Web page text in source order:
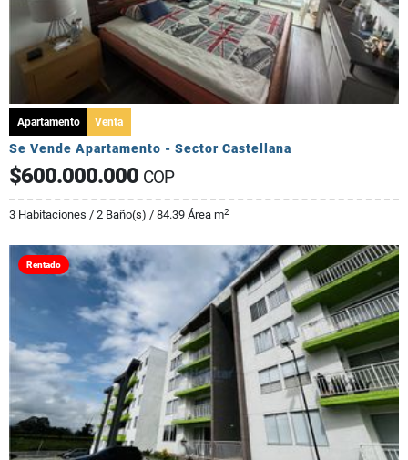
Apartamento Venta
Se Vende Apartamento - Sector Castellana
$600.000.000 COP
3 Habitaciones / 2 Baño(s) / 84.39 Área m2
Rentado